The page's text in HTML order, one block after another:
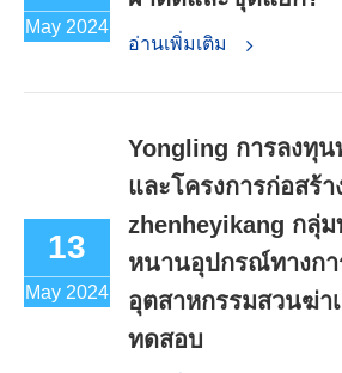
May 2024
อ่านเพิ่มเติม
13
May 2024
Yongling การลงทุน
และโครงการก่อสร้า
zhenheyikang กลุ่
หนานอุปกรณ์ทางก
อุตสาหกรรมสวนฆ่า
ทดสอบ